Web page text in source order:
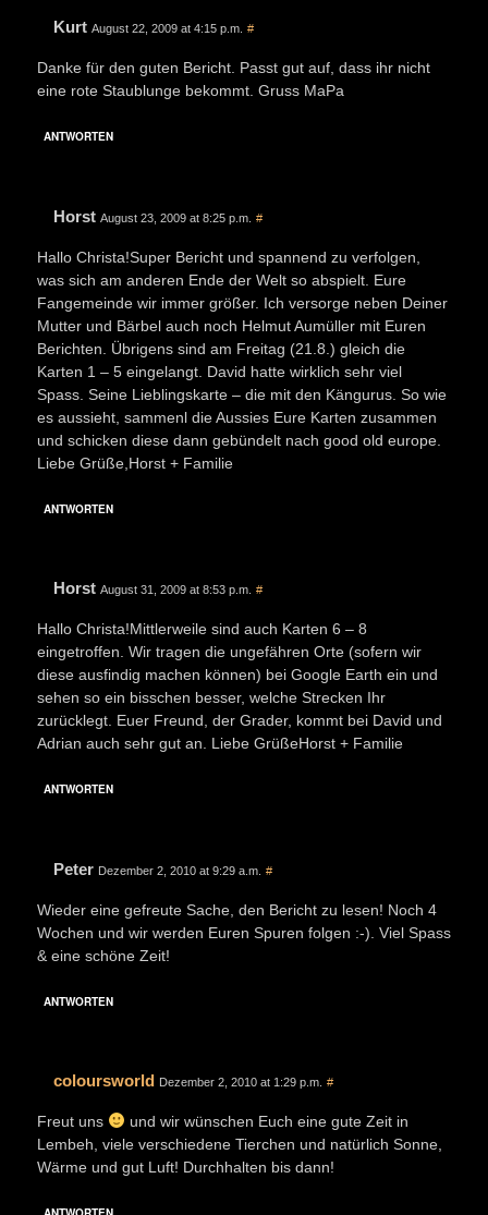
Kurt August 22, 2009 at 4:15 p.m. #
Danke für den guten Bericht. Passt gut auf, dass ihr nicht
eine rote Staublunge bekommt. Gruss MaPa
ANTWORTEN
Horst August 23, 2009 at 8:25 p.m. #
Hallo Christa!Super Bericht und spannend zu verfolgen,
was sich am anderen Ende der Welt so abspielt. Eure
Fangemeinde wir immer größer. Ich versorge neben Deiner
Mutter und Bärbel auch noch Helmut Aumüller mit Euren
Berichten. Übrigens sind am Freitag (21.8.) gleich die
Karten 1 – 5 eingelangt. David hatte wirklich sehr viel
Spass. Seine Lieblingskarte – die mit den Kängurus. So wie
es aussieht, sammenl die Aussies Eure Karten zusammen
und schicken diese dann gebündelt nach good old europe.
Liebe Grüße,Horst + Familie
ANTWORTEN
Horst August 31, 2009 at 8:53 p.m. #
Hallo Christa!Mittlerweile sind auch Karten 6 – 8
eingetroffen. Wir tragen die ungefähren Orte (sofern wir
diese ausfindig machen können) bei Google Earth ein und
sehen so ein bisschen besser, welche Strecken Ihr
zurücklegt. Euer Freund, der Grader, kommt bei David und
Adrian auch sehr gut an. Liebe GrüßeHorst + Familie
ANTWORTEN
Peter Dezember 2, 2010 at 9:29 a.m. #
Wieder eine gefreute Sache, den Bericht zu lesen! Noch 4
Wochen und wir werden Euren Spuren folgen :-). Viel Spass
& eine schöne Zeit!
ANTWORTEN
coloursworld Dezember 2, 2010 at 1:29 p.m. #
Freut uns
und wir wünschen Euch eine gute Zeit in
Lembeh, viele verschiedene Tierchen und natürlich Sonne,
Wärme und gut Luft! Durchhalten bis dann!